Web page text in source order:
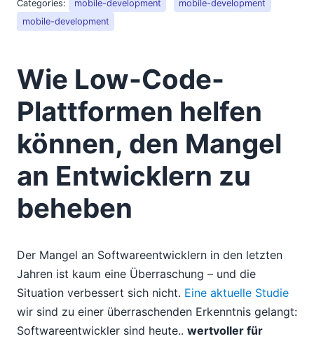
Categories: mobile-development
mobile-development
mobile-development
Wie Low-Code-
Plattformen helfen
können, den Mangel
an Entwicklern zu
beheben
Der Mangel an Softwareentwicklern in den letzten
Jahren ist kaum eine Überraschung – und die
Situation verbessert sich nicht. Eine aktuelle Studie
wir sind zu einer überraschenden Erkenntnis gelangt:
Softwareentwickler sind heute.. wertvoller für